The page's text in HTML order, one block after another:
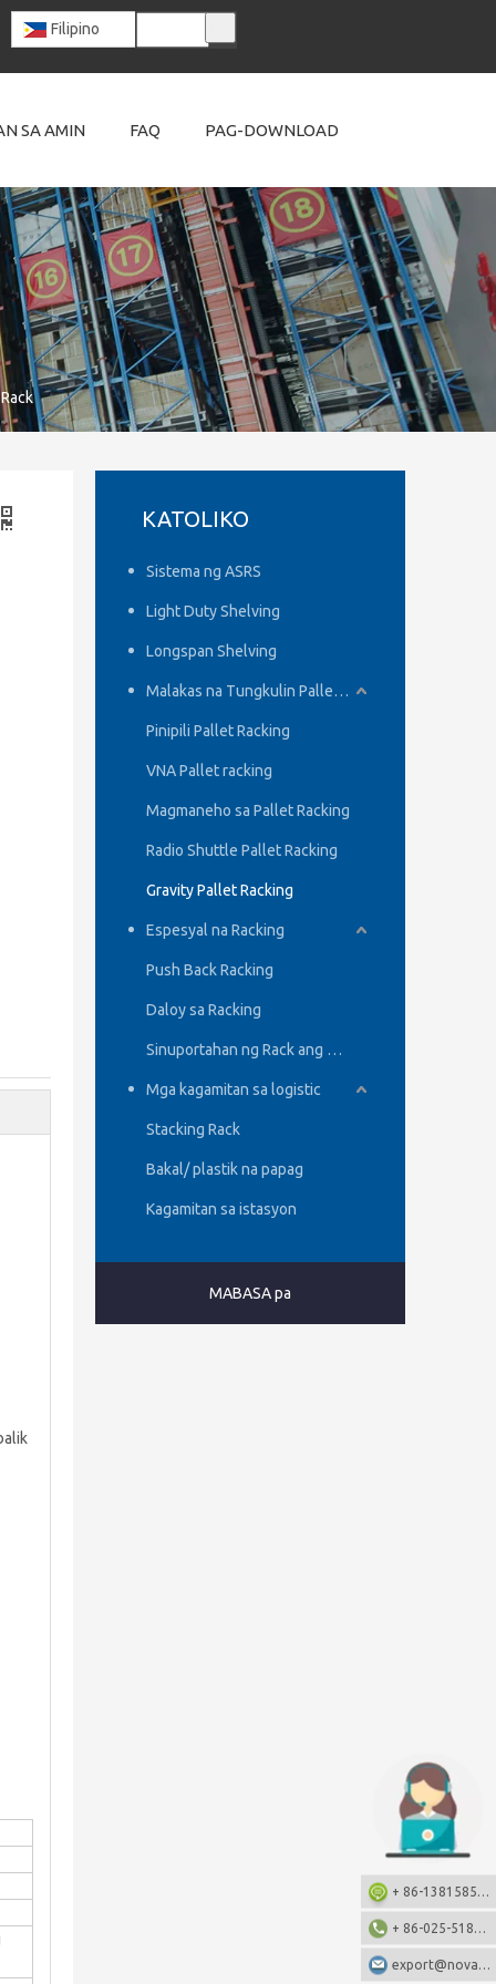
Filipino
SA AMIN FAQ PAG-DOWNLOAD
KATOLIKO
Sistema ng ASRS
Light Duty Shelving
Longspan Shelving
Malakas na Tungkulin Pallet Racking
Pinipili Pallet Racking
VNA Pallet racking
Magmaneho sa Pallet Racking
Radio Shuttle Pallet Racking
Gravity Pallet Racking
Espesyal na Racking
Push Back Racking
Daloy sa Racking
Sinuportahan ng Rack ang mga Gusali
Mga kagamitan sa logistic
Stacking Rack
Bakal/ plastik na papag
Kagamitan sa istasyon
MABASA pa